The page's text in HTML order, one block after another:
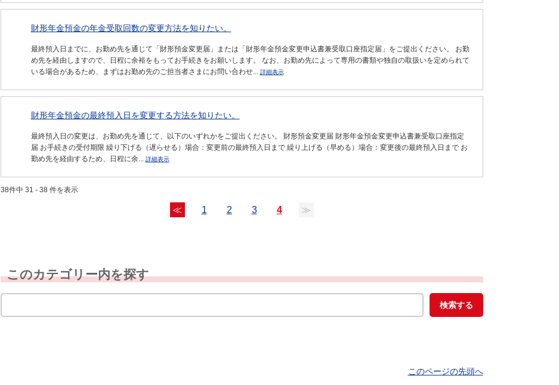
財形年金預金の年金受取回数の変更方法を知りたい。
最終預入日までに、お勤め先を通じて「財形預金変更届」または「財形年金預金変更申込書兼受取口座指定届」をご提出ください。 お勤
め先を経由しますので、日程に余裕をもってお手続きをお願いします。 なお、お勤め先によって専用の書類や独自の取扱いを定められて
いる場合があるため、まずはお勤め先のご担当者さまにお問い合わせ... 詳細表示
財形年金預金の最終預入日を変更する方法を知りたい。
最終預入日の変更は、お勤め先を通じて、以下のいずれかをご提出ください。 財形預金変更届 財形年金預金変更申込書兼受取口座指定
届 お手続きの受付期限 繰り下げる（遅らせる）場合：変更前の最終預入日まで 繰り上げる（早める）場合：変更後の最終預入日まで お
勤め先を経由するため、日程に余... 詳細表示
38件中 31 - 38 件を表示
≪ 1 2 3 4 ≫
このカテゴリー内を探す
このページの先頭へ